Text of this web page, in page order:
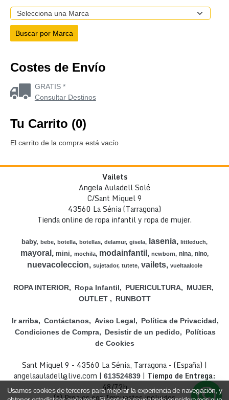
Costes de Envío
GRATIS *
Consultar Destinos
Tu Carrito (0)
El carrito de la compra está vacío
Vailets
Angela Auladell Solé
C/Sant Miquel 9
43560 La Sénia (Tarragona)
Tienda online de ropa infantil y ropa de mujer.
baby bebe botella botellas delamur gisela lasenia littleduch
mayoral mini mochila modainfantil newborn nina nino
nuevacoleccion sujetador tutete vailets vueltaalcole
ROPA INTERIOR Ropa Infantil PUERICULTURA
MUJER
OUTLET
RUNBOTT
Ir arriba Contáctanos Aviso Legal
Política de Privacidad
Condiciones de Compra
Desistir de un pedido
Políticas
de Cookies
Sant Miquel 9 - 43560 La Sénia, Tarragona - (España) |
angelaauladell@live.com | 613524839 | Tiempo de Entrega:
48/72h
(*) Precios con Impuestos incluidos
Usamos cookies de terceros para mejorar la experiencia de navegación, y